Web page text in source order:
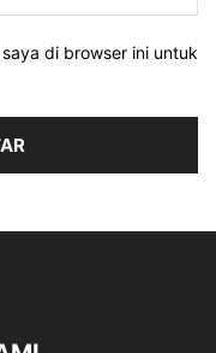
di browser ini untuk